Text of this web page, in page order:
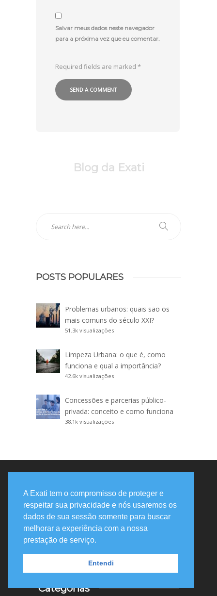
Salvar meus dados neste navegador
para a próxima vez que eu comentar.
Required fields are marked *
Blog da Exati
POSTS POPULARES
Problemas urbanos: quais são os
mais comuns do século XXI?
51.3k visualizações
Limpeza Urbana: o que é, como
funciona e qual a importância?
42.6k visualizações
Concessões e parcerias público-
privada: conceito e como funciona
38.1k visualizações
No blog da Exati, você consegue se
especializar em assuntos relacionados a
cidades inteligentes e tecnologias para
facilitar a sua rotina.
Categorias
A Exati tem o compromisso de proteger e
respeitar sua privacidade e nós usaremos os
dados de sua sessão somente para buscar
melhorar a experiência com a nossa
prestação de serviço.
Entendi